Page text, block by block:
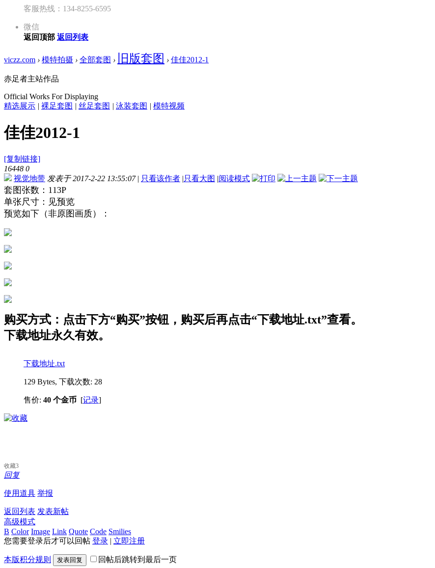
客服热线：134-8255-6595
微信
返回顶部 返回列表
viczz.com › 模特拍摄 › 全部套图 › 旧版套图 › 佳佳2012-1
赤足者主站作品
Official Works For Displaying
精选展示 | 裸足套图 | 丝足套图 | 泳装套图 | 模特视频
佳佳2012-1
[复制链接]
16448 0
视觉地带 发表于 2017-2-22 13:55:07 | 只看该作者 |只看大图 |阅读模式
套图张数：113P
单张尺寸：见预览
预览如下（非原图画质）：
购买方式：点击下方“购买”按钮，购买后再点击“下载地址.txt”查看。
下载地址永久有效。
下载地址.txt
129 Bytes, 下载次数: 28
售价: 40 个金币 [记录]
收藏3
回复
使用道具 举报
返回列表 发表新帖
高级模式
B Color Image Link Quote Code Smilies
您需要登录后才可以回帖 登录 | 立即注册
本版积分规则 发表回复 回帖后跳转到最后一页